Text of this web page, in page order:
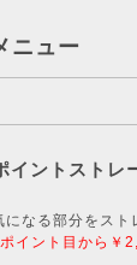
ニュー
イントストレ
になる部分をスト
イント目から￥